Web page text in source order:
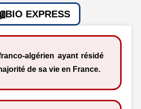
BIO EXPRESS
algérien ayant résidé
de sa vie en France.